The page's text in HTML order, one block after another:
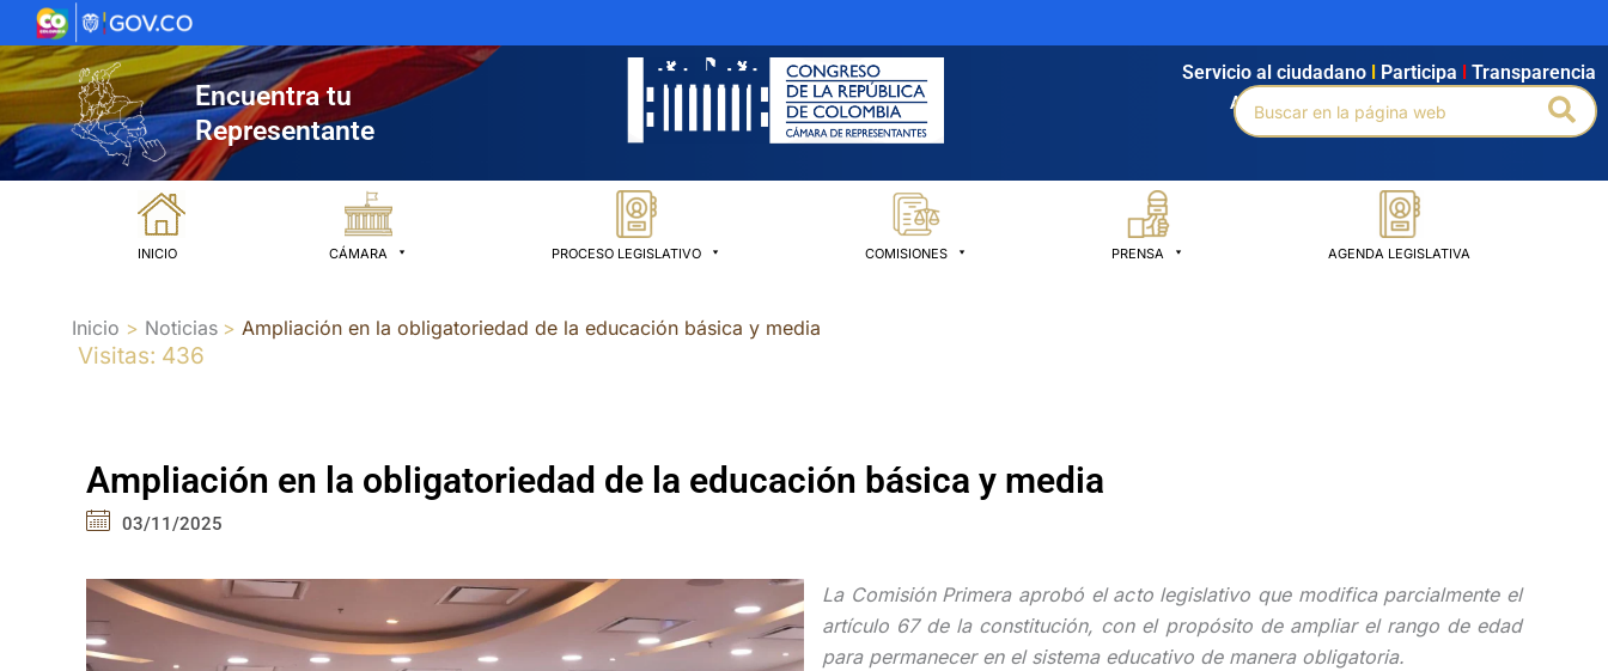
al
contenido
Encuentra tu
Representante
Agendamiento Intranet Búsqueda avanzada
Servicio al ciudadano Participa Transparencia
Buscar
por:
INICIO CÁMARA PROCESO LEGISLATIVO COMISIONES PRENSA AGENDA LEGISLATIVA
Inicio Noticias Ampliación en la obligatoriedad de la educación básica y media
Visitas: 436
Ampliación en la obligatoriedad de la educación básica y media
03/11/2025
La Comisión Primera aprobó el acto legislativo que modifica parcialmente el
artículo 67 de la constitución, con el propósito de ampliar el rango de edad
para permanecer en el sistema educativo de manera obligatoria.